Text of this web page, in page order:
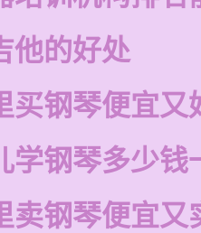
他的好处
买钢琴便宜又
学钢琴多少钱
卖钢琴便宜又